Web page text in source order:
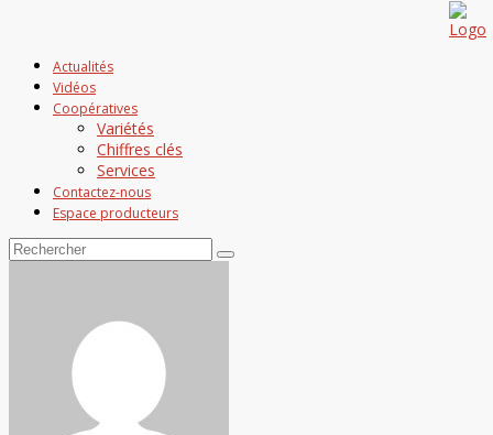
Actualités
Vidéos
Coopératives
Variétés
Chiffres clés
Services
Contactez-nous
Espace producteurs